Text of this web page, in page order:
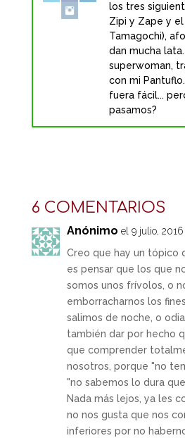
los tres
Zipi y Zape y
Tamagochi),
dan mucha
superwoman,
con mi
fuera fácil...
pasamos?
6 COMENTARIOS
Anónimo el 9 julio,
Creo que hay un tópico
es pensar que los que
somos unos frívolos, o
emborracharnos los
salimos de noche, o
también dar por hecho
que comprender
nosotros, porque "no
"no sabemos lo dura
Nada más lejos, ya les
no nos gusta que nos
inferiores por no